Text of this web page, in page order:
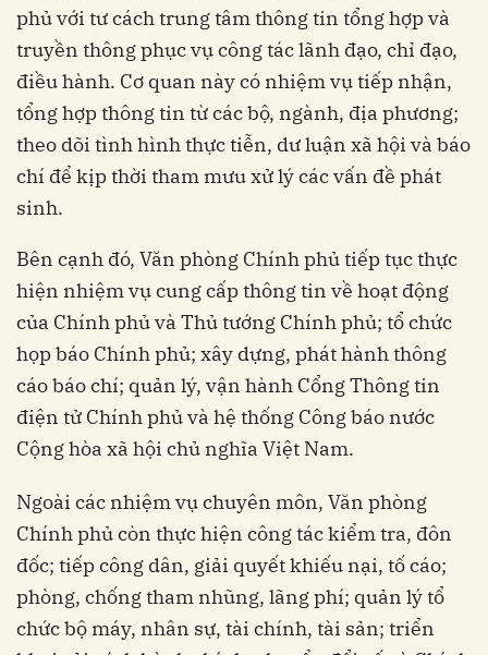
phủ với tư cách trung tâm thông tin tổng hợp và
truyền thông phục vụ công tác lãnh đạo, chỉ đạo,
điều hành. Cơ quan này có nhiệm vụ tiếp nhận,
tổng hợp thông tin từ các bộ, ngành, địa phương;
theo dõi tình hình thực tiễn, dư luận xã hội và báo
chí để kịp thời tham mưu xử lý các vấn đề phát
sinh.
Bên cạnh đó, Văn phòng Chính phủ tiếp tục thực
hiện nhiệm vụ cung cấp thông tin về hoạt động
của Chính phủ và Thủ tướng Chính phủ; tổ chức
họp báo Chính phủ; xây dựng, phát hành thông
cáo báo chí; quản lý, vận hành Cổng Thông tin
điện tử Chính phủ và hệ thống Công báo nước
Cộng hòa xã hội chủ nghĩa Việt Nam.
Ngoài các nhiệm vụ chuyên môn, Văn phòng
Chính phủ còn thực hiện công tác kiểm tra, đôn
đốc; tiếp công dân, giải quyết khiếu nại, tố cáo;
phòng, chống tham nhũng, lãng phí; quản lý tổ
chức bộ máy, nhân sự, tài chính, tài sản; triển